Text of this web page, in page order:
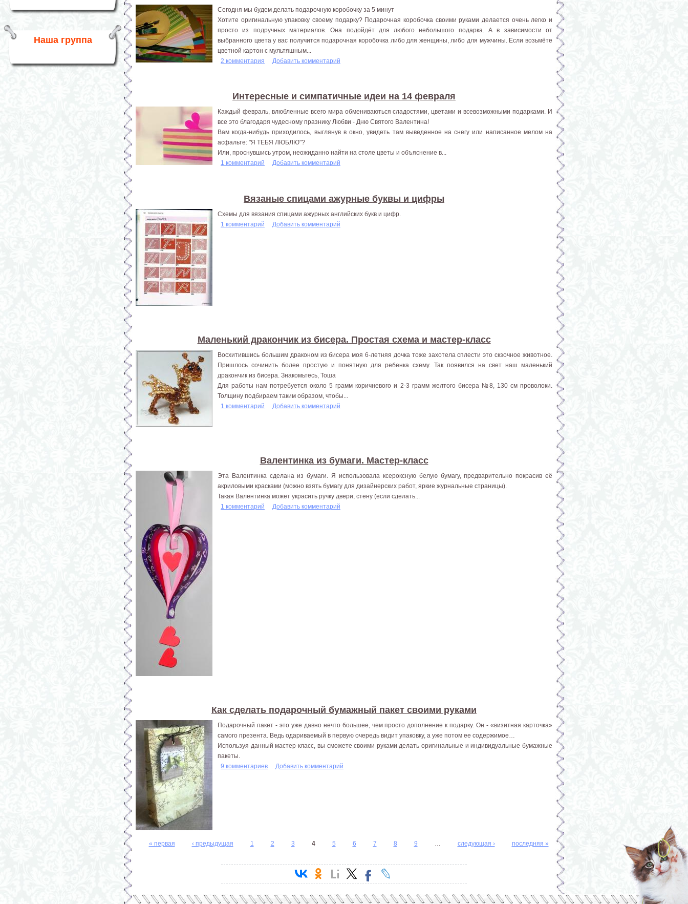
Наша группа
Сегодня мы будем делать подарочную коробочку за 5 минут
Хотите оригинальную упаковку своему подарку? Подарочная коробочка своими руками делается очень легко и
просто из подручных материалов. Она подойдёт для любого небольшого подарка. А в зависимости от
выбранного цвета у вас получится подарочная коробочка либо для женщины, либо для мужчины. Если возьмёте
цветной картон с мультяшным...
2 комментария
Добавить комментарий
Интересные и симпатичные идеи на 14 февраля
Каждый февраль, влюбленные всего мира обмениваються сладостями, цветами и всевозможными подарками. И
все это благодаря чудесному празнику Любви - Дню Святого Валентина!
Вам когда-нибудь приходилось, выглянув в окно, увидеть там выведенное на снегу или написанное мелом на
асфальте: "Я ТЕБЯ ЛЮБЛЮ"?
Или, проснувшись утром, неожиданно найти на столе цветы и объяснение в...
1 комментарий
Добавить комментарий
Вязаные спицами ажурные буквы и цифры
Схемы для вязания спицами ажурных английских букв и цифр.
1 комментарий
Добавить комментарий
Маленький дракончик из бисера. Простая схема и мастер-класс
Восхитившись большим драконом из бисера моя 6-летняя дочка тоже захотела сплести это скзочное животное.
Пришлось сочинить более простую и понятную для ребенка схему. Так появился на свет наш маленький
дракончик из бисера. Знакомьтесь, Тоша
Для работы нам потребуется около 5 грамм коричневого и 2-3 грамм желтого бисера №8, 130 см проволоки.
Толщину подбираем таким образом, чтобы...
1 комментарий
Добавить комментарий
Валентинка из бумаги. Мастер-класс
Эта Валентинка сделана из бумаги. Я использовала ксероксную белую бумагу, предварительно покрасив её
акриловыми красками (можно взять бумагу для дизайнерских работ, яркие журнальные страницы).
Такая Валентинка может украсить ручку двери, стену (если сделать...
1 комментарий
Добавить комментарий
Как сделать подарочный бумажный пакет своими руками
Подарочный пакет - это уже давно нечто большее, чем просто дополнение к подарку. Он - «визитная карточка»
самого презента. Ведь одариваемый в первую очередь видит упаковку, а уже потом ее содержимое…
Используя данный мастер-класс, вы сможете своими руками делать оригинальные и индивидуальные бумажные
пакеты.
9 комментариев
Добавить комментарий
« первая ‹ предыдущая 1 2 3 4 5 6 7 8 9 следующая › последняя »